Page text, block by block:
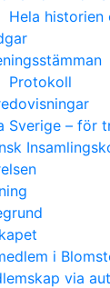
Hela
Protokoll
Sverige – för
i
via